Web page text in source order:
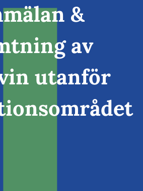
&
av
utanför